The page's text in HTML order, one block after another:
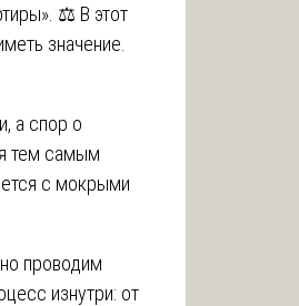
⚖️ В этот
значение.
а спор о
тем самым
с мокрыми
проводим
изнутри: от